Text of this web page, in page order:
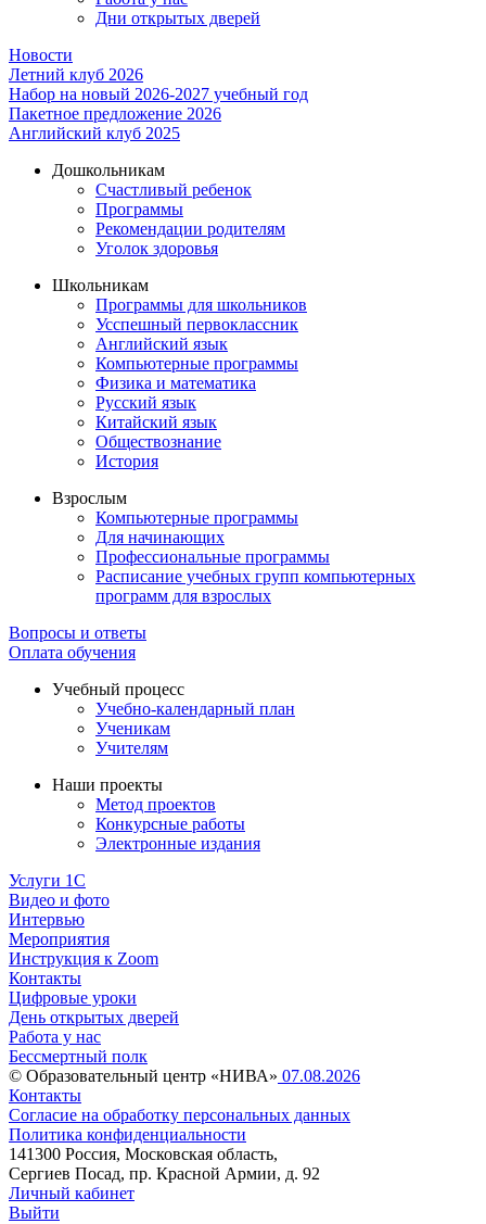
Дни открытых дверей
Новости
Летний клуб 2026
Набор на новый 2026-2027 учебный год
Пакетное предложение 2026
Английский клуб 2025
Дошкольникам
Счастливый ребенок
Программы
Рекомендации родителям
Уголок здоровья
Школьникам
Программы для школьников
Усспешный первоклассник
Английский язык
Компьютерные программы
Физика и математика
Русский язык
Китайский язык
Обществознание
История
Взрослым
Компьютерные программы
Для начинающих
Профессиональные программы
Расписание учебных групп компьютерных
программ для взрослых
Вопросы и ответы
Оплата обучения
Учебный процесс
Учебно-календарный план
Ученикам
Учителям
Наши проекты
Метод проектов
Конкурсные работы
Электронные издания
Услуги 1C
Видео и фото
Интервью
Мероприятия
Инструкция к Zoom
Контакты
Цифровые уроки
День открытых дверей
Работа у нас
Бессмертный полк
© Образовательный центр «НИВА» 07.08.2026
Контакты
Согласие на обработку персональных данных
Политика конфиденциальности
141300 Россия, Московская область,
Сергиев Посад, пр. Красной Армии, д. 92
Личный кабинет
Выйти